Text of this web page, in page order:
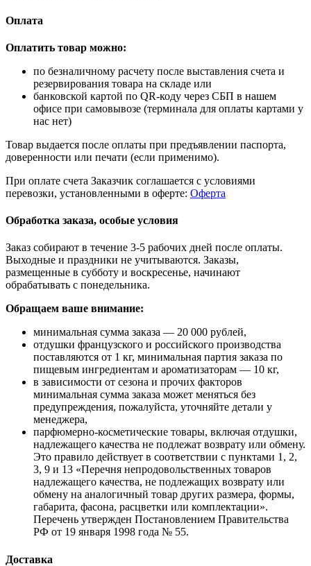
Оплата
Оплатить товар можно:
по безналичному расчету после выставления счета и
резервирования товара на складе или
банковской картой по QR-коду через СБП в нашем
офисе при самовывозе (терминала для оплаты картами у
нас нет)
Товар выдается после оплаты при предъявлении паспорта,
доверенности или печати (если применимо).
При оплате счета Заказчик соглашается с условиями
перевозки, установленными в оферте: Оферта
Обработка заказа, особые условия
Заказ собирают в течение 3-5 рабочих дней после оплаты.
Выходные и праздники не учитываются. Заказы,
размещенные в субботу и воскресенье, начинают
обрабатывать с понедельника.
Обращаем ваше внимание:
минимальная сумма заказа — 20 000 рублей,
отдушки французского и российского производства
поставляются от 1 кг, минимальная партия заказа по
пищевым ингредиентам и ароматизаторам — 10 кг,
в зависимости от сезона и прочих факторов
минимальная сумма заказа может меняться без
предупреждения, пожалуйста, уточняйте детали у
менеджера,
парфюмерно-косметические товары, включая отдушки,
надлежащего качества не подлежат возврату или обмену.
Это правило действует в соответствии с пунктами 1, 2,
3, 9 и 13 «Перечня непродовольственных товаров
надлежащего качества, не подлежащих возврату или
обмену на аналогичный товар других размера, формы,
габарита, фасона, расцветки или комплектации».
Перечень утвержден Постановлением Правительства
РФ от 19 января 1998 года № 55.
Доставка